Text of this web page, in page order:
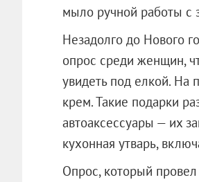
мыло ручной работы с
Незадолго до Нового
опрос среди женщин,
увидеть под елкой. На
крем. Такие подарки
автоаксессуары — их
кухонная утварь,
Опрос, который